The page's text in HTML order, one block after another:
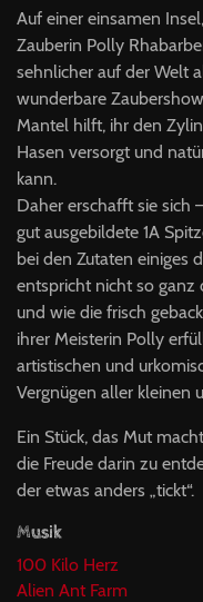
Auf einer einsamen
Zauberin Polly
sehnlicher auf der Welt
wunderbare
Mantel hilft, ihr den
Hasen versorgt und
kann.
Daher erschafft sie sich
gut ausgebildete 1A
bei den Zutaten einiges
entspricht nicht so ganz
und wie die frisch
ihrer Meisterin Polly
artistischen und
Vergnügen aller kleinen
Ein Stück, das Mut
die Freude darin zu
der etwas anders „tickt“.
Musik
100 Kilo Herz
Alien Ant Farm